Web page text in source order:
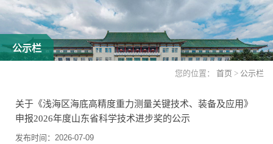
公示栏
您的位置： 首页 > 公示栏
关于《浅海区海底高精度重力测量关键技术、装备及应用》
申报2026年度山东省科学技术进步奖的公示
发布时间：2026-07-09